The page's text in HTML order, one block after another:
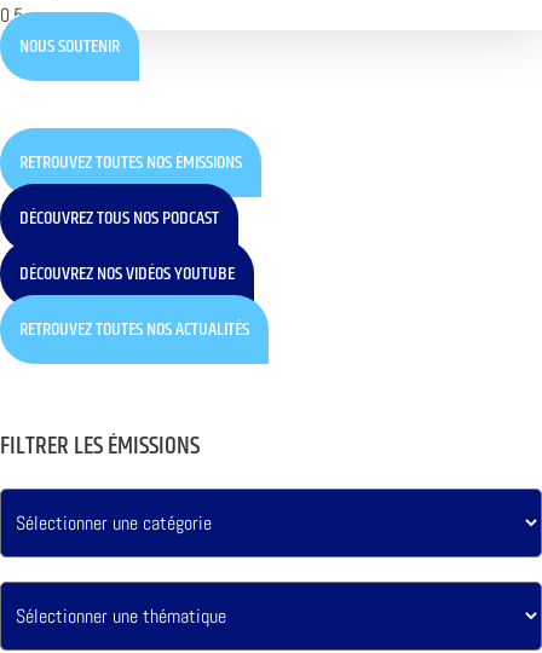
NOUS SOUTENIR
RETROUVEZ TOUTES NOS ÉMISSIONS
DÉCOUVREZ TOUS NOS PODCAST
DÉCOUVREZ NOS VIDÉOS YOUTUBE
RETROUVEZ TOUTES NOS ACTUALITÉS
FILTRER LES ÉMISSIONS